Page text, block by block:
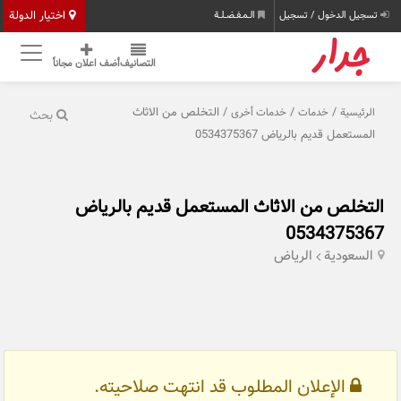
اختيار الدولة تسجيل الدخول / تسجيل الـمـفـضـلـة
التصانيفأضف اعلان مجاناً
بحث الرئيسية /خدمات /خدمات أخرى / التخلص من الاثاث
المستعمل قديم بالرياض 0534375367
التخلص من الاثاث المستعمل قديم بالرياض
0534375367
السعودية الرياض
الإعلان المطلوب قد انتهت صلاحيته.